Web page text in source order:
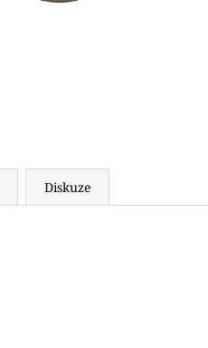
Diskuze